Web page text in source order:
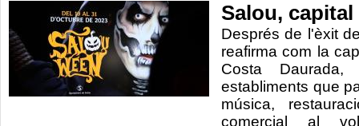
Salou,
Després de l'èxit
reafirma com la
Costa
establiments que
música,
comercial al